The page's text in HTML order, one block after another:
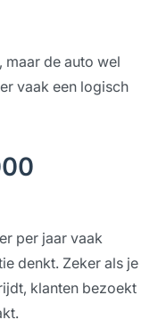
maar de auto wel
vaak een logisch
per jaar vaak
denkt. Zeker als je
klanten bezoekt